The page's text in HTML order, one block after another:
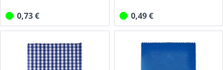
0,73 € 0,49 €